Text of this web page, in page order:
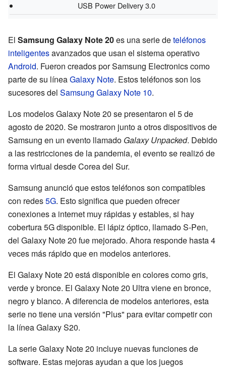
USB Power Delivery 3.0
El Samsung Galaxy Note 20es una serie deteléfonos
inteligentesavanzados que usan el sistema operativo
Android. Fueron creados por Samsung Electronics como
parte de su líneaGalaxy Note. Estos teléfonos son los
sucesores del Samsung Galaxy Note 10.
Los modelos Galaxy Note 20 se presentaron el 5 de
agosto de 2020. Se mostraron junto a otros dispositivos de
Samsung en un evento llamado Galaxy Unpacked. Debido
a las restricciones de la pandemia, el evento se realizó de
forma virtual desde Corea del Sur.
Samsung anunció que estos teléfonos son compatibles
con redes5G. Esto significa que pueden ofrecer
conexiones a internet muy rápidas y estables, si hay
cobertura 5G disponible. El lápiz óptico, llamado S-Pen,
del Galaxy Note 20 fue mejorado. Ahora responde hasta 4
veces más rápido que en modelos anteriores.
El Galaxy Note 20 está disponible en colores como gris,
verde y bronce. El Galaxy Note 20 Ultra viene en bronce,
negro y blanco. A diferencia de modelos anteriores, esta
serie no tiene una versión "Plus" para evitar competir con
la línea Galaxy S20.
La serie Galaxy Note 20 incluye nuevas funciones de
software. Estas mejoras ayudan a que los juegos